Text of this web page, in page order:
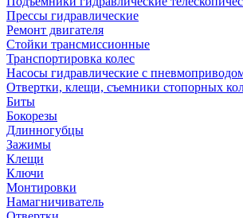
Прессы гидравлические
Ремонт двигателя
Стойки трансмиссионные
Транспортировка колес
Насосы гидравлические с
Отвертки, клещи, съемники стопорных
Биты
Бокорезы
Длинногубцы
Зажимы
Клещи
Ключи
Монтировки
Намагничиватель